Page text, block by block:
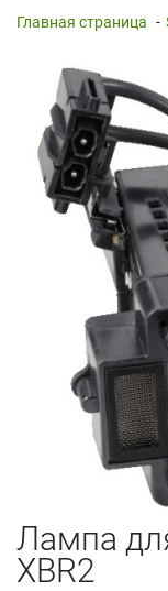
Главная страница -
Лампа
XBR2